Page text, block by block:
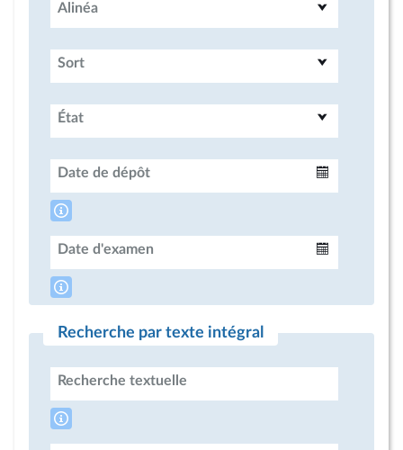
Alinéa
Sort
État
Date de dépôt
Date d'examen
Recherche par texte intégral
Recherche textuelle